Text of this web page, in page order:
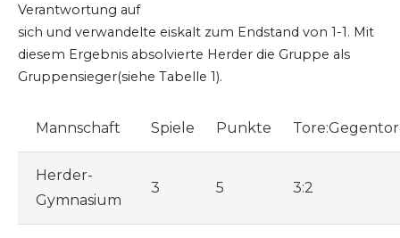
Verantwortung auf
sich und verwandelte eiskalt zum Endstand von 1-1. Mit
diesem Ergebnis absolvierte Herder die Gruppe als
Gruppensieger(siehe Tabelle 1).
Mannschaft Spiele Punkte
Herder-
Gymnasium
3 5 3:2